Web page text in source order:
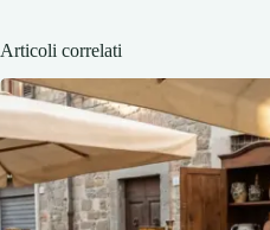
Articoli correlati